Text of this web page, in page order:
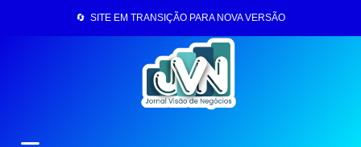
🔄 SITE EM TRANSIÇÃO PARA NOVA VERSÃO